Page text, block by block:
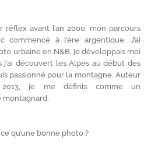
réflex avant l’an 2000, mon parcours
commencé à l’ère argentique. J’ai
urbaine en N&B, je développais moi
j’ai découvert les Alpes au début des
passionné pour la montagne. Auteur
2013, je me définis comme un
montagnard.
qu’une bonne photo ?